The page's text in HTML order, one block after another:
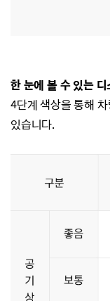
한 눈에 볼 수 있는 디
4단계 색상을 통해
있습니다.